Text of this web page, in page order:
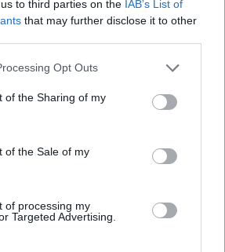
to third parties on the IAB’s List of
that may further disclose it to other
Opt Outs
of the Sharing of my
of the Sale of my
of processing my
Targeted Advertising.